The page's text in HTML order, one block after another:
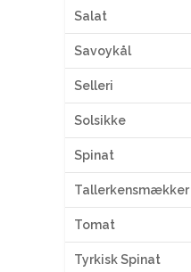
Salat
Savoykål
Selleri
Solsikke
Spinat
Tallerkensmækker
Tomat
Tyrkisk Spinat